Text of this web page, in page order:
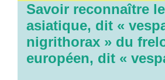
Savoir reconnaître
asiatique, dit «
nigrithorax » du
européen, dit «